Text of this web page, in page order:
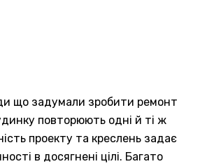
що задумали зробити ремонт
повторюють одні й ті ж
проекту та креслень задає
в досягнені цілі. Багато